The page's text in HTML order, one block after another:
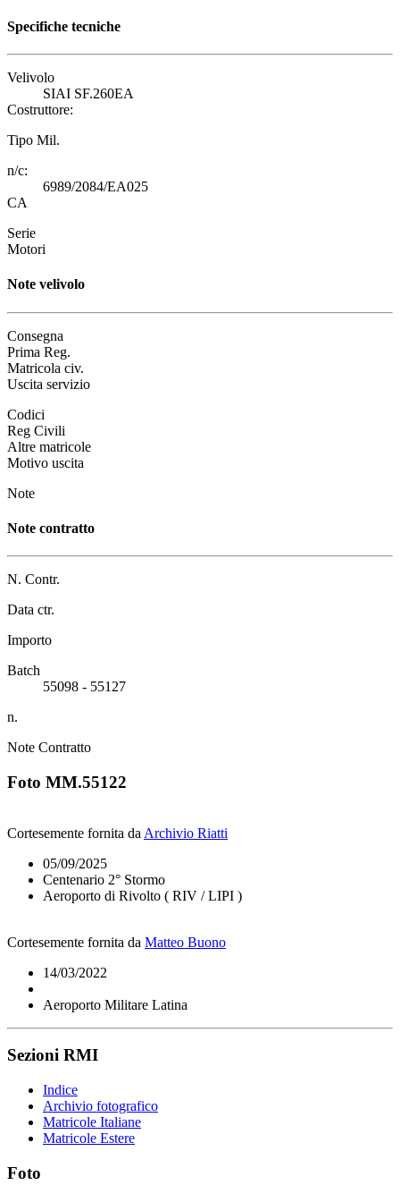
Specifiche tecniche
Velivolo
SIAI SF.260EA
Costruttore:
Tipo Mil.
n/c:
6989/2084/EA025
CA
Serie
Motori
Note velivolo
Consegna
Prima Reg.
Matricola civ.
Uscita servizio
Codici
Reg Civili
Altre matricole
Motivo uscita
Note
Note contratto
N. Contr.
Data ctr.
Importo
Batch
55098 - 55127
n.
Note Contratto
Foto MM.55122
Cortesemente fornita da Archivio Riatti
05/09/2025
Centenario 2° Stormo
Aeroporto di Rivolto ( RIV / LIPI )
Cortesemente fornita da Matteo Buono
14/03/2022
Aeroporto Militare Latina
Sezioni RMI
Indice
Archivio fotografico
Matricole Italiane
Matricole Estere
Foto